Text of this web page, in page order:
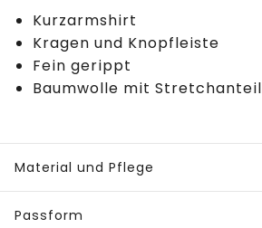
Kurzarmshirt
Kragen und Knopfleiste
Fein gerippt
Baumwolle mit Stretchanteil
Material und Pflege
Passform